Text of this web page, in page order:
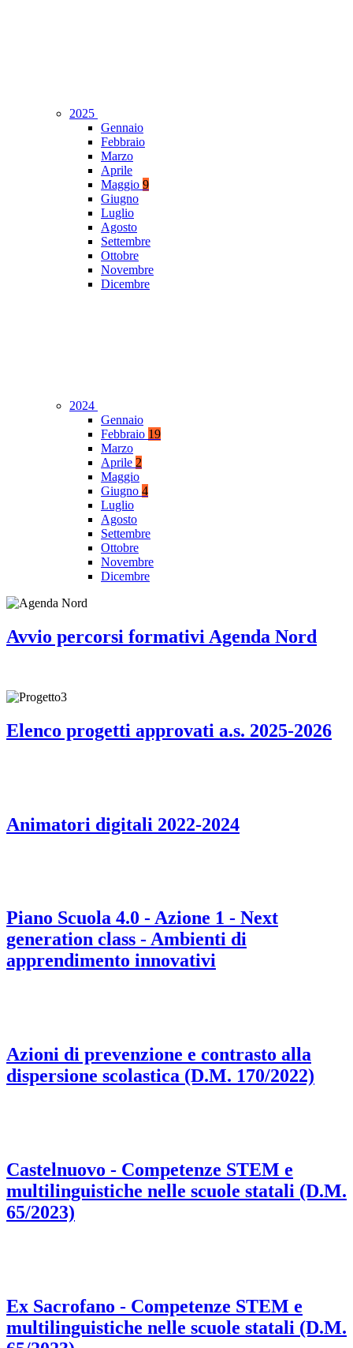
2025
Gennaio
Febbraio
Marzo
Aprile
Maggio 9
Giugno
Luglio
Agosto
Settembre
Ottobre
Novembre
Dicembre
2024
Gennaio
Febbraio 19
Marzo
Aprile 2
Maggio
Giugno 4
Luglio
Agosto
Settembre
Ottobre
Novembre
Dicembre
Avvio percorsi formativi Agenda Nord
Elenco progetti approvati a.s. 2025-2026
Animatori digitali 2022-2024
Piano Scuola 4.0 - Azione 1 - Next
generation class - Ambienti di
apprendimento innovativi
Azioni di prevenzione e contrasto alla
dispersione scolastica (D.M. 170/2022)
Castelnuovo - Competenze STEM e
multilinguistiche nelle scuole statali (D.M.
65/2023)
Ex Sacrofano - Competenze STEM e
multilinguistiche nelle scuole statali (D.M.